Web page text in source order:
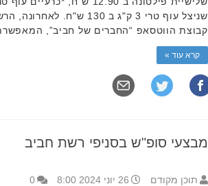
שניצל עוף טרי 3 ק"ג ב 130 ש"ח.
קבוצת הווטסאפ “החברים של חביב”,
קרא עוד »
מבצעי סופ"ש בסניפי רשת חביב
תוכן מקודם 26 יוני 2024 8:00 0